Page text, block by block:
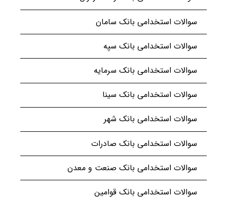
سوالات استخدامی بانک سامان
سوالات استخدامی بانک سپه
سوالات استخدامی بانک سرمایه
سوالات استخدامی بانک سینا
سوالات استخدامی بانک شهر
سوالات استخدامی بانک صادرات
سوالات استخدامی بانک صنعت و معدن
سوالات استخدامی بانک قوامین